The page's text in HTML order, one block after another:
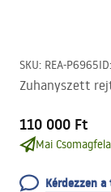
SKU: REA-P6965ID:
Zuhanyszett
110 000 Ft
Mai
Kérdezzen